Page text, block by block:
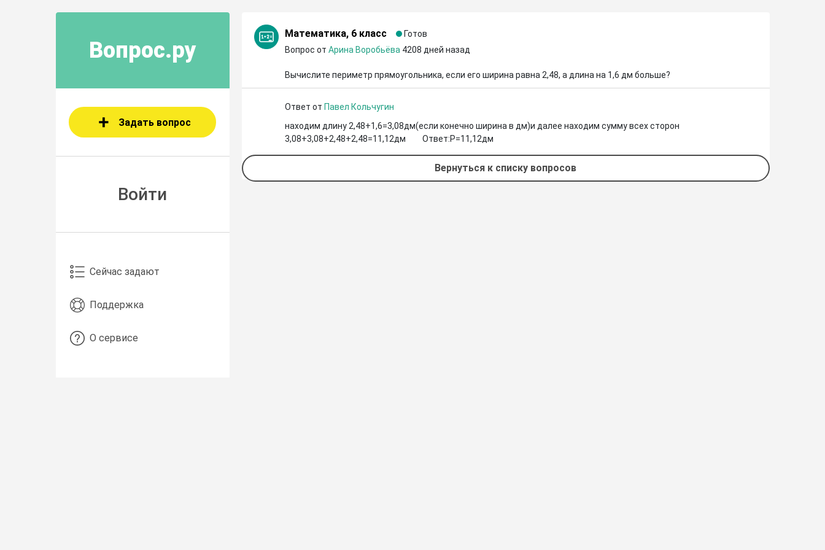
Вопрос.ру
Задать вопрос
Войти
Сейчас задают
Поддержка
О сервисе
Математика, 6 класс
Готов
Вопрос от Арина Воробьёва 4208 дней назад
Вычислите периметр прямоугольника, если его ширина равна 2,48, а длина на 1,6 дм больше?
Ответ от Павел Кольчугин
находим длину 2,48+1,6=3,08дм(если конечно ширина в дм)и далее находим сумму всех сторон
3,08+3,08+2,48+2,48=11,12дм         Ответ:P=11,12дм
Вернуться к списку вопросов